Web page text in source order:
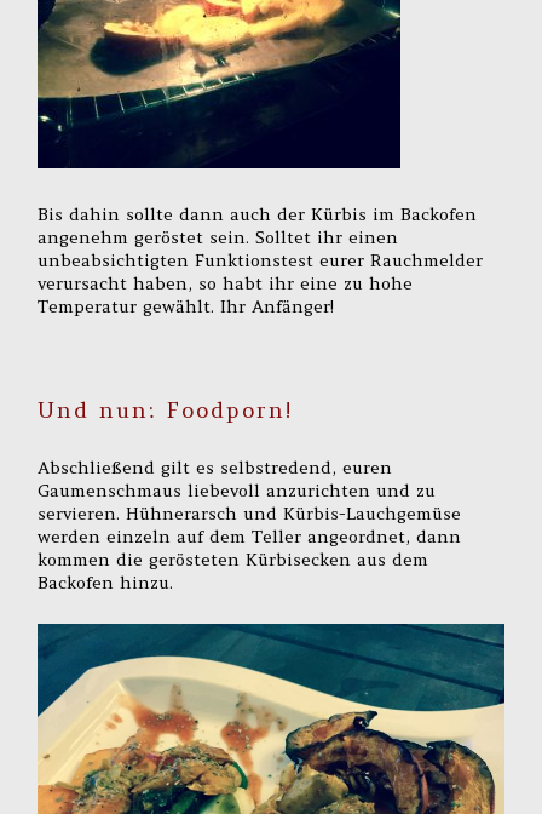
Bis dahin sollte dann auch der Kürbis im Backofen
angenehm geröstet sein. Solltet ihr einen
unbeabsichtigten Funktionstest eurer Rauchmelder
verursacht haben, so habt ihr eine zu hohe
Temperatur gewählt. Ihr Anfänger!
Und nun: Foodporn!
Abschließend gilt es selbstredend, euren
Gaumenschmaus liebevoll anzurichten und zu
servieren. Hühnerarsch und Kürbis-Lauchgemüse
werden einzeln auf dem Teller angeordnet, dann
kommen die gerösteten Kürbisecken aus dem
Backofen hinzu.